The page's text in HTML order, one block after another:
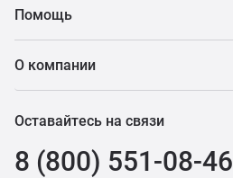
Помощь
О компании
Оставайтесь на связи
8 (800) 551-08-46